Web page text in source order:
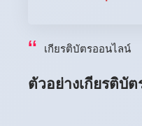
เกียรติบัตรออนไลน์
ตัวอย่างเกียรติบัต